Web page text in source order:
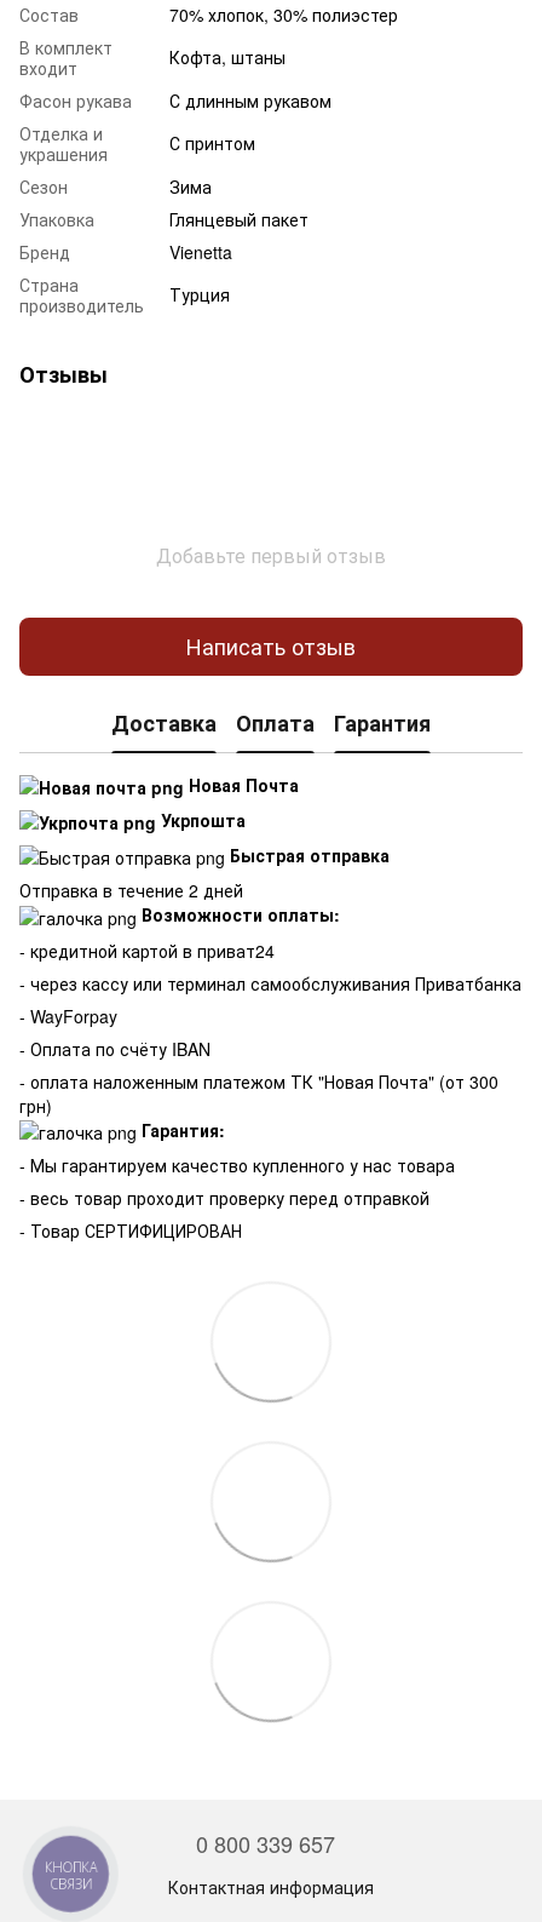
Состав
70% хлопок, 30% полиэстер
В комплект
входит
Кофта, штаны
Фасон рукава
С длинным рукавом
Отделка и
украшения
С принтом
Сезон
Зима
Упаковка
Глянцевый пакет
Бренд
Vienetta
Страна
производитель
Турция
Отзывы
Добавьте первый отзыв
Написать отзыв
Доставка Оплата Гарантия
Новая Почта
Укрпошта
Быстрая отправка
Отправка в течение 2 дней
Возможности оплаты:
- кредитной картой в приват24
- через кассу или терминал самообслуживания Приватбанка
- WayForpay
- Оплата по счёту IBAN
- оплата наложенным платежом ТК "Новая Почта" (от 300
грн)
Гарантия:
- Мы гарантируем качество купленного у нас товара
- весь товар проходит проверку перед отправкой
- Товар СЕРТИФИЦИРОВАН
0 800 339 657
Контактная информация
КНОПКА
СВЯЗИ